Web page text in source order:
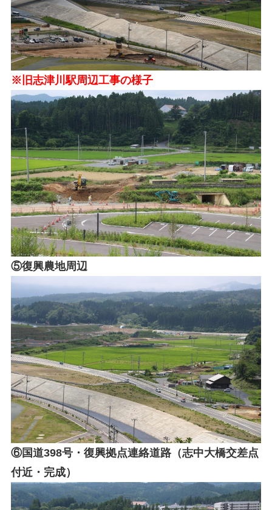
※旧志津川駅周辺工事の様子
⑤復興農地周辺
⑥国道398号・復興拠点連絡道路（志中大橋交差点
付近・ 完成）